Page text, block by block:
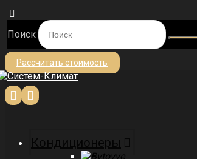
Поиск
Рассчитать стоимость
Кондиционеры